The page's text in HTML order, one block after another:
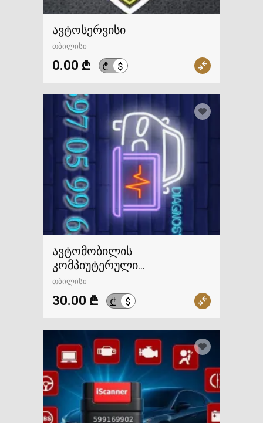
ავტოსერვისი
თბილისი
0.00 ₾ ₾ $
ავტომობილის
კომპიუტერული
დიაგნოსტიკა, ელექტროობა
გამოძახებით
თბილისი
30.00 ₾ ₾ $